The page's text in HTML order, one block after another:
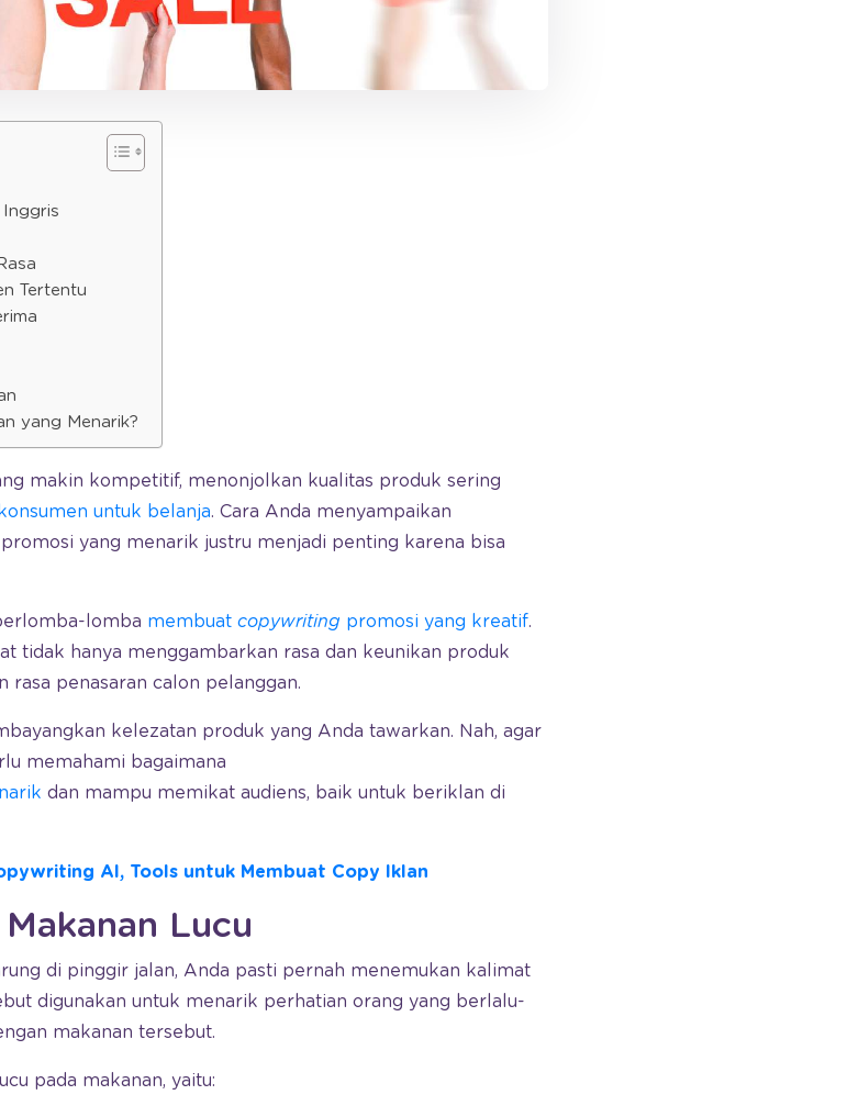
Inggris
Tertentu
yang Menarik?
makin kompetitif, menonjolkan kualitas produk sering
untuk belanja. Cara Anda menyampaikan
yang menarik justru menjadi penting karena bisa
lomba membuat copywriting promosi yang kreatif.
tidak hanya menggambarkan rasa dan keunikan produk
rasa penasaran calon pelanggan.
kelezatan produk yang Anda tawarkan. Nah, agar
memahami bagaimana
dan mampu memikat audiens, baik untuk beriklan di
AI, Tools untuk Membuat Copy Iklan
Lucu
di pinggir jalan, Anda pasti pernah menemukan kalimat
digunakan untuk menarik perhatian orang yang berlalu-
makanan tersebut.
pada makanan, yaitu: